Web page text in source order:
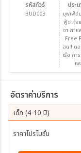
รหัสทัวร์
BUD003
ประ
บุฟเฟ่ต์
ฟู้ด กุ้ง
ชา กา
Free
สด!! ต
เรือ กา
เ
อัตราค่าบริการ
เด็ก (4-10 ปี)
ราคาโปรโมชั่น